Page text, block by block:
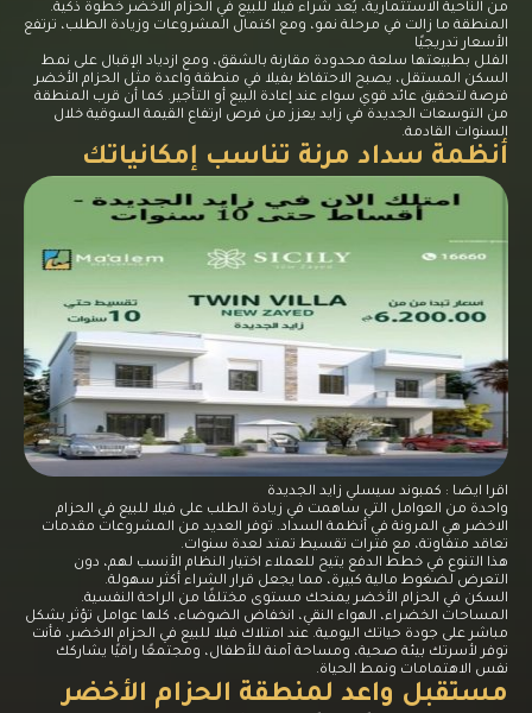
من الناحية الاستثمارية، يُعد شراء فيلا للبيع في الحزام الاخضر خطوة ذكية.
المنطقة ما زالت في مرحلة نمو، ومع اكتمال المشروعات وزيادة الطلب، ترتفع
الأسعار تدريجيًا
الفلل بطبيعتها سلعة محدودة مقارنة بالشقق، ومع ازدياد الإقبال على نمط
السكن المستقل، يصبح الاحتفاظ بفيلا في منطقة واعدة مثل الحزام الأخضر
فرصة لتحقيق عائد قوي سواء عند إعادة البيع أو التأجير. كما أن قرب المنطقة
من التوسعات الجديدة في زايد يعزز من فرص ارتفاع القيمة السوقية خلال
السنوات القادمة.
أنظمة سداد مرنة تناسب إمكانياتك
اقرا ايضا : كمبوند سيسلي زايد الجديدة
واحدة من العوامل التي ساهمت في زيادة الطلب على فيلا للبيع في الحزام
الاخضر هي المرونة في أنظمة السداد. توفر العديد من المشروعات مقدمات
تعاقد متفاوتة، مع فترات تقسيط تمتد لعدة سنوات.
هذا التنوع في خطط الدفع يتيح للعملاء اختيار النظام الأنسب لهم، دون
التعرض لضغوط مالية كبيرة، مما يجعل قرار الشراء أكثر سهولة.
السكن في الحزام الأخضر يمنحك مستوى مختلفًا من الراحة النفسية.
المساحات الخضراء، الهواء النقي، انخفاض الضوضاء، كلها عوامل تؤثر بشكل
مباشر على جودة حياتك اليومية. عند امتلاك فيلا للبيع في الحزام الاخضر، فأنت
توفر لأسرتك بيئة صحية، ومساحة آمنة للأطفال، ومجتمعًا راقيًا يشاركك
نفس الاهتمامات ونمط الحياة.
مستقبل واعد لمنطقة الحزام الأخضر